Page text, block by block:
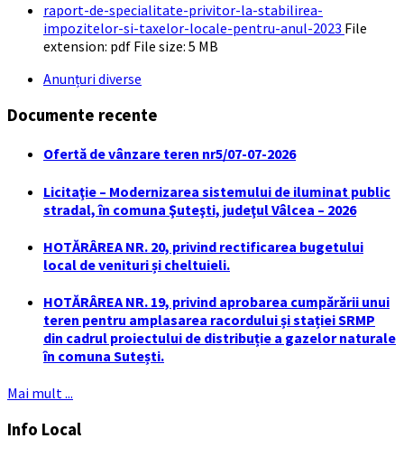
raport-de-specialitate-privitor-la-stabilirea-
impozitelor-si-taxelor-locale-pentru-anul-2023 File
extension: pdf File size: 5 MB
Anunțuri diverse
Documente recente
Ofertă de vânzare teren nr5/07-07-2026
Licitaţie – Modernizarea sistemului de iluminat public
stradal, în comuna Şuteşti, judeţul Vâlcea – 2026
HOTĂRÂREA NR. 20, privind rectificarea bugetului
local de venituri și cheltuieli.
HOTĂRÂREA NR. 19, privind aprobarea cumpărării unui
teren pentru amplasarea racordului și stației SRMP
din cadrul proiectului de distribuție a gazelor naturale
în comuna Sutești.
Mai mult ...
Info Local